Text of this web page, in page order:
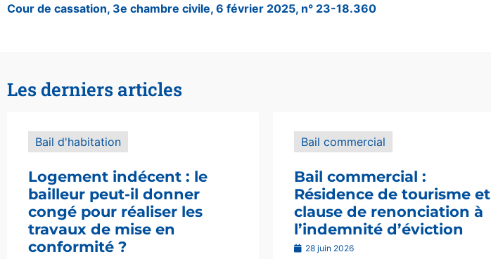
Cour de cassation, 3e chambre civile, 6 février 2025, n° 23-18.360
Les derniers articles
Bail d'habitation
Logement indécent : le
bailleur peut-il donner
congé pour réaliser les
travaux de mise en
conformité ?
Bail commercial
Bail commercial :
Résidence de tourisme et
clause de renonciation à
l’indemnité d’éviction
28 juin 2026